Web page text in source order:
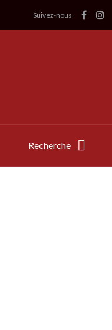
Suivez-nous
Recherche